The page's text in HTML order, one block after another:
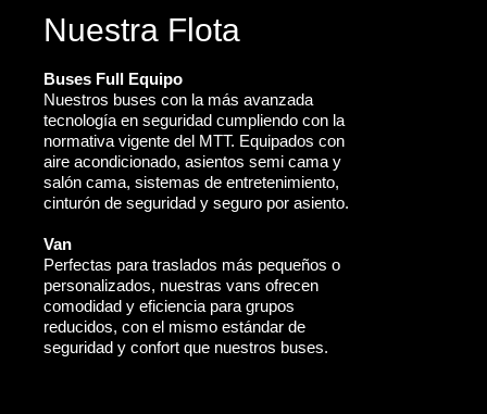
Nuestra Flota
Buses Full Equipo
Nuestros buses con la más avanzada
tecnología en seguridad cumpliendo con la
normativa vigente del MTT. Equipados con
aire acondicionado, asientos semi cama y
salón cama, sistemas de entretenimiento,
cinturón de seguridad y seguro por asiento.
Van
Perfectas para traslados más pequeños o
personalizados, nuestras vans ofrecen
comodidad y eficiencia para grupos
reducidos, con el mismo estándar de
seguridad y confort que nuestros buses.